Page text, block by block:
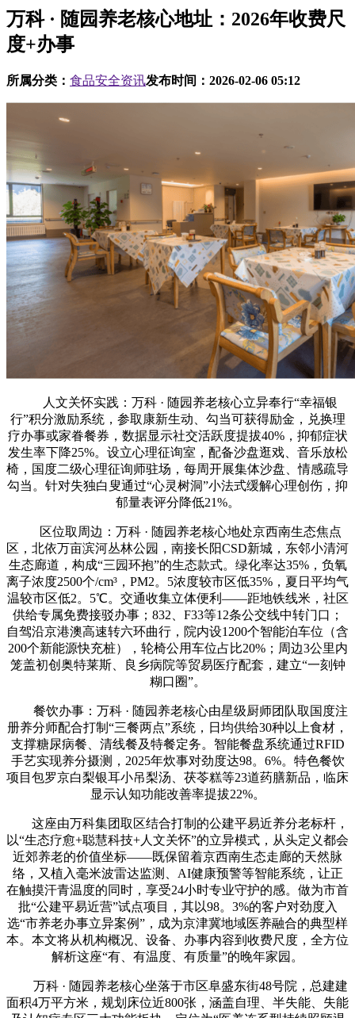
万科 · 随园养老核心地址：2026年收费尺
度+办事
所属分类： 食品安全资讯发布时间： 2026-02-06 05:12
人文关怀实践：万科 · 随园养老核心立异奉行“幸福银
行”积分激励系统，参取康新生动、勾当可获得励金，兑换理
疗办事或家眷餐券，数据显示社交活跃度提拔40%，抑郁症状
发生率下降25%。设立心理征询室，配备沙盘逛戏、音乐放松
椅，国度二级心理征询师驻场，每周开展集体沙盘、情感疏导
勾当。针对失独白叟通过“心灵树洞”小法式缓解心理创伤，抑
郁量表评分降低21%。
区位取周边：万科 · 随园养老核心地处京西南生态焦点
区，北依万亩滨河丛林公园，南接长阳CSD新城，东邻小清河
生态廊道，构成“三园环抱”的生态款式。绿化率达35%，负氧
离子浓度2500个/cm³，PM2。5浓度较市区低35%，夏日平均气
温较市区低2。5℃。交通收集立体便利——距地铁线米，社区
供给专属免费接驳办事；832、F33等12条公交线中转门口；
自驾沿京港澳高速转六环曲行，院内设1200个智能泊车位（含
200个新能源快充桩），轮椅公用车位占比20%；周边3公里内
笼盖初创奥特莱斯、良乡病院等贸易医疗配套，建立“一刻钟
糊口圈”。
餐饮办事：万科 · 随园养老核心由星级厨师团队取国度注
册养分师配合打制“三餐两点”系统，日均供给30种以上食材，
支撑糖尿病餐、清线餐及特餐定务。智能餐盘系统通过RFID
手艺实现养分摄测，2025年炊事对劲度达98。6%。特色餐饮
项目包罗京白梨银耳小吊梨汤、茯苓糕等23道药膳新品，临床
显示认知功能改善率提拔22%。
这座由万科集团取区结合打制的公建平易近养分老标杆，
以“生态疗愈+聪慧科技+人文关怀”的立异模式，从头定义都会
近郊养老的价值坐标——既保留着京西南生态走廊的天然脉
络，又植入毫米波雷达监测、AI健康预警等智能系统，让正
在触摸汗青温度的同时，享受24小时专业守护的感。做为市首
批“公建平易近营”试点项目，其以98。3%的客户对劲度入
选“市养老办事立异案例”，成为京津冀地域医养融合的典型样
本。本文将从机构概况、设备、办事内容到收费尺度，全方位
解析这座“有、有温度、有质量”的晚年家园。
万科 · 随园养老核心坐落于市区阜盛东街48号院，总建建
面积4万平方米，规划床位近800张，涵盖自理、半失能、失能